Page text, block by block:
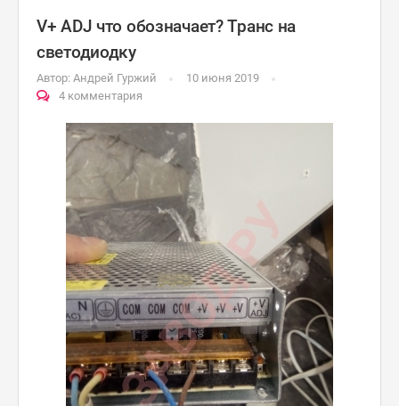
V+ ADJ что обозначает? Транс на
светодиодку
Автор: Андрей Гуржий
10 июня 2019
4 комментария